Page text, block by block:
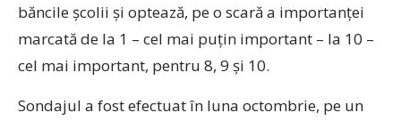
băncile școlii și optează, pe o scară a importanței
marcată de la 1 – cel mai puțin important – la 10 –
cel mai important, pentru 8, 9 și 10.
Sondajul a fost efectuat în luna octombrie, pe un